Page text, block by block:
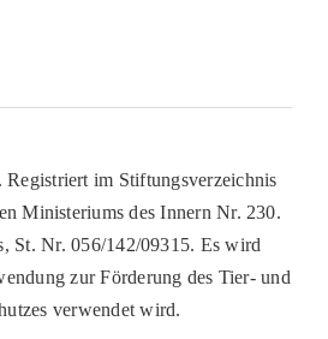
Registriert im Stiftungsverzeichnis
Ministeriums des Innern Nr. 230.
St. Nr. 056/142/09315. Es wird
zur Förderung des Tier- und
verwendet wird.